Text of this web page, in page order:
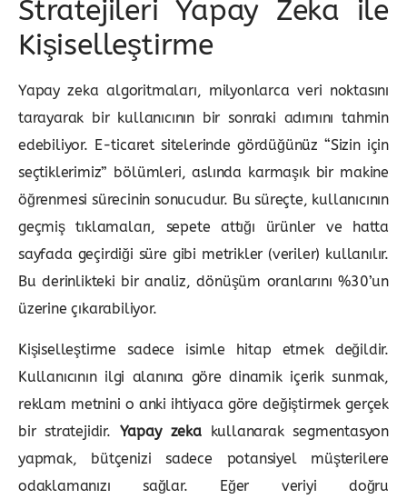
Stratejileri Yapay Zeka ile
Kişiselleştirme
Yapay zeka algoritmaları, milyonlarca veri noktasını
tarayarak bir kullanıcının bir sonraki adımını tahmin
edebiliyor. E-ticaret sitelerinde gördüğünüz “Sizin için
seçtiklerimiz” bölümleri, aslında karmaşık bir makine
öğrenmesi sürecinin sonucudur. Bu süreçte, kullanıcının
geçmiş tıklamaları, sepete attığı ürünler ve hatta
sayfada geçirdiği süre gibi metrikler (veriler) kullanılır.
Bu derinlikteki bir analiz, dönüşüm oranlarını %30’un
üzerine çıkarabiliyor.
Kişiselleştirme sadece isimle hitap etmek değildir.
Kullanıcının ilgi alanına göre dinamik içerik sunmak,
reklam metnini o anki ihtiyaca göre değiştirmek gerçek
bir stratejidir. Yapay zekakullanarak segmentasyon
yapmak, bütçenizi sadece potansiyel müşterilere
odaklamanızı sağlar. Eğer veriyi doğru